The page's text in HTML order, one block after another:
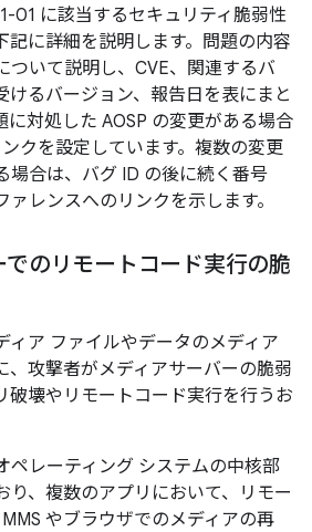
01 に該当するセキュリティ脆弱性
記に詳細を説明します。問題の内容
ついて説明し、CVE、関連するバ
けるバージョン、報告日を表にまと
に対処した AOSP の変更がある場合
クを設定しています。複数の変更
場合は、バグ ID の後に続く番号
ァレンスへのリンクを示します。
でのリモートコード実行の脆
ィア ファイルやデータのメディア
、攻撃者がメディアサーバーの脆弱
破壊やリモートコード実行を行うお
ペレーティング システムの中核部
り、複数のアプリにおいて、リモー
やブラウザでのメディアの再